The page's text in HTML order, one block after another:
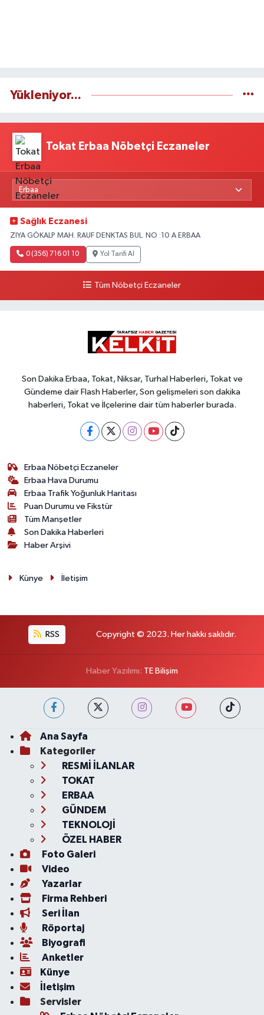
Yükleniyor...
Tokat Erbaa Nöbetçi Eczaneler
Sağlık Eczanesi
ZIYA GÖKALP MAH. RAUF DENKTAS BUL. NO :10 A ERBAA
0 (356) 716 01 10 Yol Tarifi Al
Tüm Nöbetçi Eczaneler
Son Dakika Erbaa, Tokat, Niksar, Turhal Haberleri, Tokat ve
Gündeme dair Flash Haberler, Son gelişmeleri son dakika
haberleri, Tokat ve İlçelerine dair tüm haberler burada.
Erbaa Nöbetçi Eczaneler
Erbaa Hava Durumu
Erbaa Trafik Yoğunluk Haritası
Puan Durumu ve Fikstür
Tüm Manşetler
Son Dakika Haberleri
Haber Arşivi
Künye İletişim
RSS Copyright © 2023. Her hakkı saklıdır.
Haber Yazılımı: TE Bilişim
Ana Sayfa
Kategoriler
RESMİ İLANLAR
TOKAT
ERBAA
GÜNDEM
TEKNOLOJİ
ÖZEL HABER
Foto Galeri
Video
Yazarlar
Firma Rehberi
Seri İlan
Röportaj
Biyografi
Anketler
Künye
İletişim
Servisler